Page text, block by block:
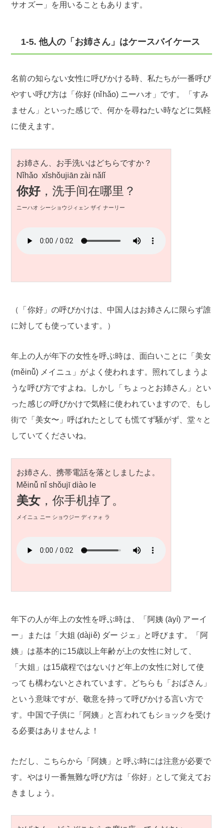
サオズー」を用いることもあります。
1-5. 他人の「お姉さん」はケースバイケース
名前の知らない女性に呼びかける時、私たちが一番呼び
やすい呼び方は「你好 (nǐhǎo) ニーハオ」です。「すみ
ません」といった感じで、何かを尋ねたい時などに気軽
に使えます。
お姉さん、お手洗いはどちらですか？
Nǐhǎo xǐshǒujiān zài nǎlǐ
你好，洗手间在哪里？
ニーハオ シーショウジィェン ザイ ナーリー
（「你好」の呼びかけは、中国人はお姉さんに限らず誰
に対しても使っています。）
年上の人が年下の女性を呼ぶ時は、面白いことに「美女
(měinǚ) メイニュ」がよく使われます。照れてしまうよ
うな呼び方ですよね。しかし「ちょっとお姉さん」とい
った感じの呼びかけで気軽に使われていますので、もし
街で「美女〜」呼ばれたとしても慌てず騒がず、堂々と
していてくださいね。
お姉さん、携帯電話を落としましたよ。
Měinǚ nǐ shǒujī diào le
美女 ，你手机掉了。
メイニュ ニー ショウジー ディァォ ラ
年下の人が年上の女性を呼ぶ時は、「阿姨 (āyí) アーイ
ー」または「大姐 (dàjiě) ダー ジェ」と呼びます。「阿
姨」は基本的に15歳以上年齢が上の女性に対して、
「大姐」は15歳程ではないけど年上の女性に対して使
っても構わないとされています。どちらも「おばさん」
という意味ですが、敬意を持って呼びかける言い方で
す。中国で子供に「阿姨」と言われてもショックを受け
る必要はありませんよ！
ただし、こちらから「阿姨」と呼ぶ時には注意が必要で
す。やはり一番無難な呼び方は「你好」として覚えてお
きましょう。